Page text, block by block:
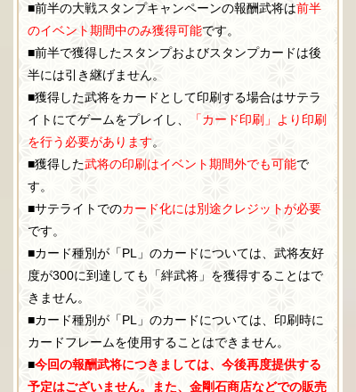
■前半の大戦スタンプキャンペーンの報酬武将は前半
のイベント期間中のみ獲得可能です。
■前半で獲得したスタンプおよびスタンプカードは後
半には引き継げません。
■獲得した武将をカードとして印刷する場合はサテラ
イトにてゲームをプレイし、
「カード印刷」より印刷
を行う必要があります。
■獲得した武将の印刷はイベント期間外でも可能で
す。
■サテライトでのカード化には別途クレジットが必要
です。
■カード種別が「PL」のカードについては、武将友好
度が300に到達しても「絆武将」を獲得することはで
きません。
■カード種別が「PL」のカードについては、印刷時に
カードフレームを使用することはできません。
■今回の報酬武将につきましては、今後再度提供する
予定はございません。また、金剛石商店などでの販売